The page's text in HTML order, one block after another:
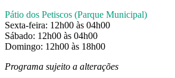
Pátio dos Petiscos (Parque Municipal)
Sexta-feira: 12h00 às 04h00
Sábado: 12h00 às 04h00
Domingo: 12h00 às 18h00
Programa sujeito a alterações